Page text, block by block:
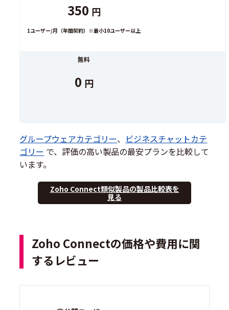
350 円
1ユーザー/月（年間契約）※最小10ユーザー以上
無料
0 円
グループウェアカテゴリー、 ビジネスチャットカテ
ゴリー で、評価の高い製品の最安プランを比較して
います。
Zoho Connect類似製品の製品比較表を
見る
Zoho Connectの価格や費用に関
するレビュー